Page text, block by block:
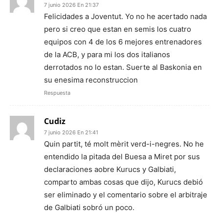
7 junio 2026 En 21:37
Felicidades a Joventut. Yo no he acertado nada
pero si creo que estan en semis los cuatro
equipos con 4 de los 6 mejores entrenadores
de la ACB, y para mi los dos italianos
derrotados no lo estan. Suerte al Baskonia en
su enesima reconstruccion
Respuesta
Cudiz
7 junio 2026 En 21:41
Quin partit, té molt mèrit verd-i-negres. No he
entendido la pitada del Buesa a Miret por sus
declaraciones aobre Kurucs y Galbiati,
comparto ambas cosas que dijo, Kurucs debió
ser eliminado y el comentario sobre el arbitraje
de Galbiati sobró un poco.